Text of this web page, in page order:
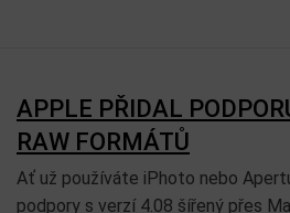
APPLE PŘIDAL
RAW FORMÁTŮ
Ať už používáte iPhoto nebo
podpory s verzí 4.08 šířený přes